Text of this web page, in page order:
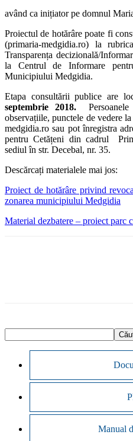
având ca inițiator pe domnul
Proiectul de hotărâre poate fi
(primaria-medgidia.ro) la
Transparența decizională/
la Centrul de Informare
Municipiului Medgidia.
Etapa consultării publice are
septembrie 2018.
observațiile, punctele de vedere
medgidia.ro sau pot înregistra
pentru Cetățeni din cadrul
sediul în str. Decebal, nr. 35.
Descărcați materialele mai jos:
Proiect de hotărâre privind
zonarea municipiului Medgidia
Material dezbatere – proiect parc
Manual